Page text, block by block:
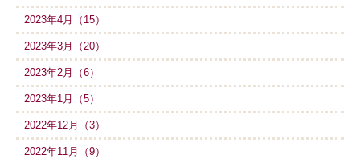
2023年4月（15）
2023年3月（20）
2023年2月（6）
2023年1月（5）
2022年12月（3）
2022年11月（9）